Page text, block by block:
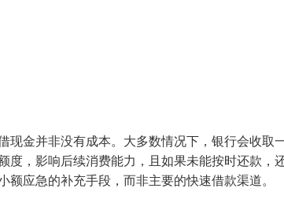
现金并非没有成本。大多数情况下，银行会收取
度，影响后续消费能力，且如果未能按时还款，
应急的补充手段，而非主要的快速借款渠道。